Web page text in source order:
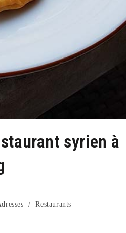
syrien à
/ Restaurants